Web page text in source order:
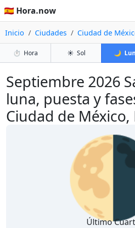
🇪🇸 Hora.now
Inicio Ciudades Ciudad de
⏱️ Hora ☀️ Sol 🌙
Septiembre 2026
luna, puesta y
Ciudad de México,
Último